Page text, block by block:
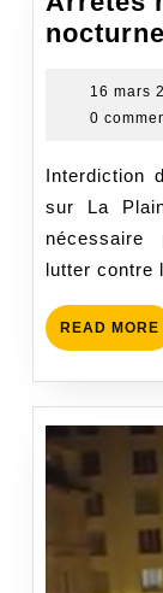
16 mars
0
sur La
nécessaire
lutter contre
READ MORE